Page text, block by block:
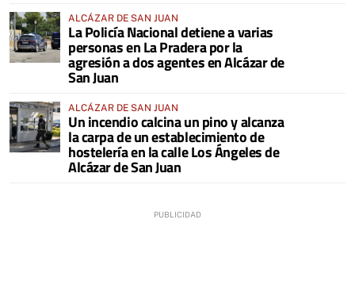
ALCÁZAR DE SAN JUAN
La Policía Nacional detiene a varias
personas en La Pradera por la
agresión a dos agentes en Alcázar de
San Juan
ALCÁZAR DE SAN JUAN
Un incendio calcina un pino y alcanza
la carpa de un establecimiento de
hostelería en la calle Los Ángeles de
Alcázar de San Juan